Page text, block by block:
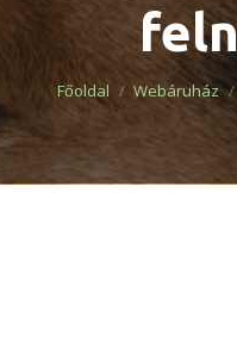
You are here:
Főoldal Webáruház